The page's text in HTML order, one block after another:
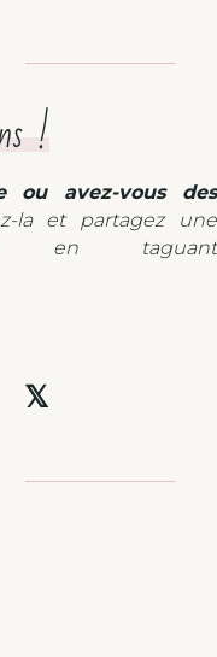
!
ou avez-vous des
la et partagez une
en taguant
𝕏